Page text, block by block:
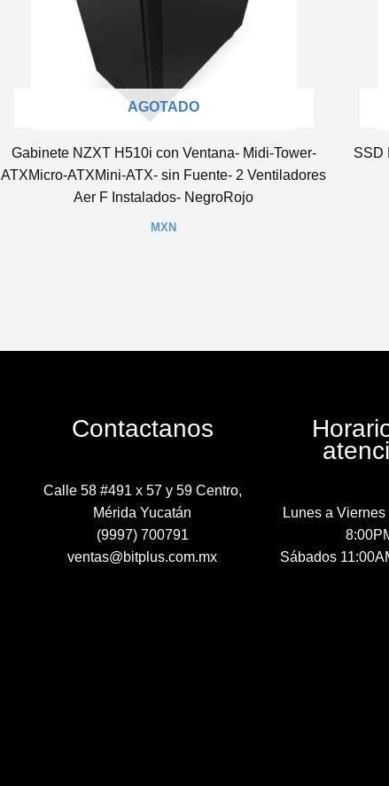
AGOTADO
Gabinete NZXT H510i con Ventana- Midi-Tower-
ATXMicro-ATXMini-ATX- sin Fuente- 2 Ventiladores
Aer F Instalados- NegroRojo
MXN
SSD
Contactanos
Calle 58 #491 x 57 y 59 Centro,
Mérida Yucatán
(9997) 700791
ventas@bitplus.com.mx
Lunes a
Sábados